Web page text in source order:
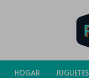
HOGAR JUGUETES